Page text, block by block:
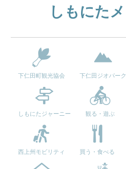
しもにた
下仁田町観光協会 下仁田ジオパーク
しもにたジャーニー 観る・遊ぶ
西上州モビリティ 買う・食べる